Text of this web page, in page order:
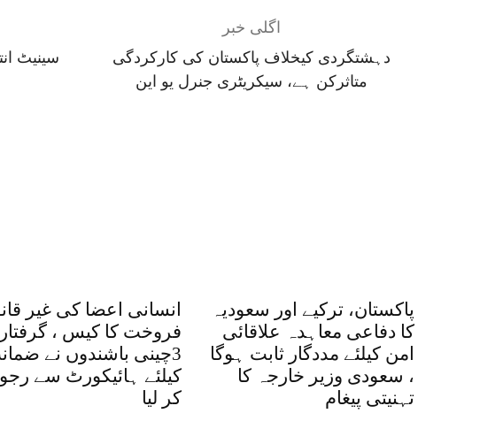
سینیٹ
اگلی خبر
دہشتگردی کیخلاف پاکستان کی کارکردگی
متاثرکن ہے، سیکریٹری جنرل یو این
انسانی اعضا کی غیر
فروخت کا کیس ، گرفتار
3چینی باشندوں نے
کیلئے ہائیکورٹ سے
کر لیا
پاکستان، ترکیے اور سعودیہ
کا دفاعی معاہدہ علاقائی
امن کیلئے مددگار ثابت ہوگا
، سعودی وزیر خارجہ کا
تہنیتی پیغام